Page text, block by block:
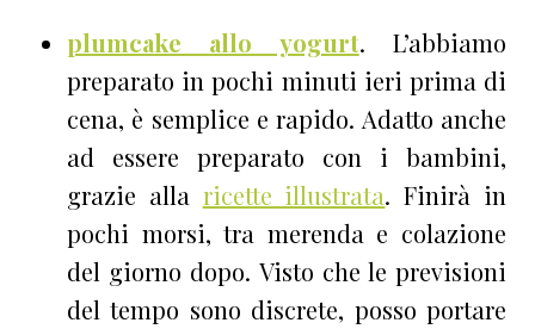
plumcake allo yogurt. L’abbiamo
preparato in pochi minuti ieri prima di
cena, è semplice e rapido. Adatto anche
ad essere preparato con i bambini,
grazie alla ricette illustrata. Finirà in
pochi morsi, tra merenda e colazione
del giorno dopo. Visto che le previsioni
del tempo sono discrete, posso portare